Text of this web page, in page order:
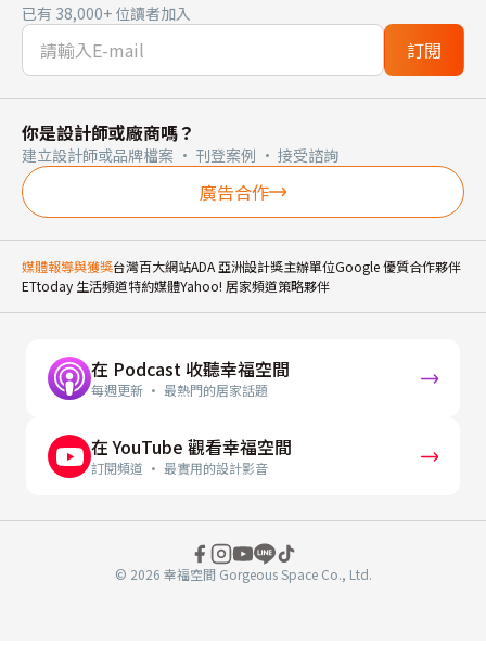
已有 38,000+ 位讀者加入
訂閱
你是設計師或廠商嗎？
建立設計師或品牌檔案 · 刊登案例 · 接受諮詢
廣告合作
媒體報導與獲獎台灣百大網站ADA 亞洲設計獎主辦單位Google 優質合作夥伴
ETtoday 生活頻道特約媒體Yahoo! 居家頻道策略夥伴
在 Podcast 收聽幸福空間
每週更新 · 最熱門的居家話題
在 YouTube 觀看幸福空間
訂閱頻道 · 最實用的設計影音
© 2026 幸福空間 Gorgeous Space Co., Ltd.